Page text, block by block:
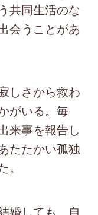
共同生活のな
会うことがあ
しさから救わ
がいる。毎
来事を報告し
たたかい孤独
婚しても、自